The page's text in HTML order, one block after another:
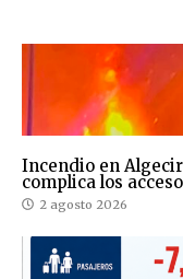
Incendio en
complica los
2 agosto 2026